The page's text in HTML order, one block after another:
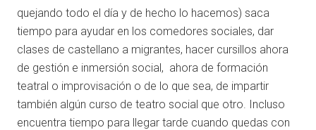
quejando todo el día y de hecho lo hacemos) saca
tiempo para ayudar en los comedores sociales, dar
clases de castellano a migrantes, hacer cursillos ahora
de gestión e inmersión social, ahora de formación
teatral o improvisación o de lo que sea, de impartir
también algún curso de teatro social que otro. Incluso
encuentra tiempo para llegar tarde cuando quedas con